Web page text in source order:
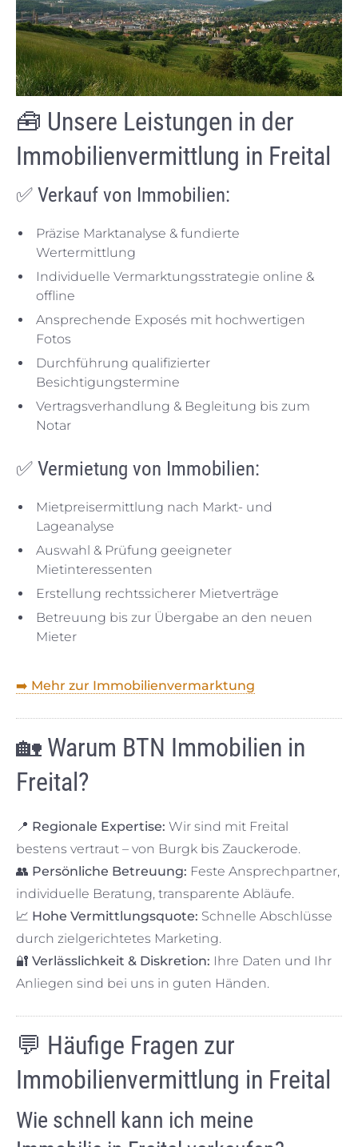
🧰 Unsere Leistungen in der
Immobilienvermittlung in Freital
✅ Verkauf von Immobilien:
Präzise Marktanalyse & fundierte
Wertermittlung
Individuelle Vermarktungsstrategie online &
offline
Ansprechende Exposés mit hochwertigen
Fotos
Durchführung qualifizierter
Besichtigungstermine
Vertragsverhandlung & Begleitung bis zum
Notar
✅ Vermietung von Immobilien:
Mietpreisermittlung nach Markt- und
Lageanalyse
Auswahl & Prüfung geeigneter
Mietinteressenten
Erstellung rechtssicherer Mietverträge
Betreuung bis zur Übergabe an den neuen
Mieter
➡️ Mehr zur Immobilienvermarktung
🏡 Warum BTN Immobilien in
Freital?
📍 Regionale Expertise: Wir sind mit Freital
bestens vertraut – von Burgk bis Zauckerode.
👥 Persönliche Betreuung: Feste Ansprechpartner,
individuelle Beratung, transparente Abläufe.
📈 Hohe Vermittlungsquote: Schnelle Abschlüsse
durch zielgerichtetes Marketing.
🔐 Verlässlichkeit & Diskretion: Ihre Daten und Ihr
Anliegen sind bei uns in guten Händen.
💬 Häufige Fragen zur
Immobilienvermittlung in Freital
Wie schnell kann ich meine